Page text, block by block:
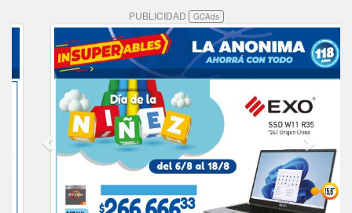
PUBLICIDAD GCAds